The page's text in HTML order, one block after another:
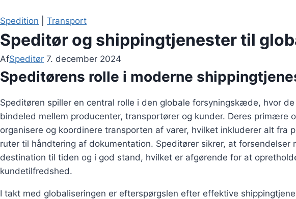
Spedition Transport
Speditør og shippingtjenester til
AfSpeditør 7. december 2024
Speditørens rolle i moderne
Speditøren spiller en central rolle i den globale forsyningskæde, hvor
bindeled mellem producenter, transportører og kunder. Deres primære
organisere og koordinere transporten af varer, hvilket inkluderer alt fra
ruter til håndtering af dokumentation. Speditører sikrer, at forsendelser
destination til tiden og i god stand, hvilket er afgørende for at
kundetilfredshed.
I takt med globaliseringen er efterspørgslen efter effektive